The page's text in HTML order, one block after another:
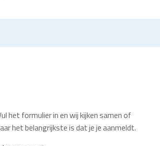
het formulier in en wij kijken samen of
het belangrijkste is dat je je aanmeldt.